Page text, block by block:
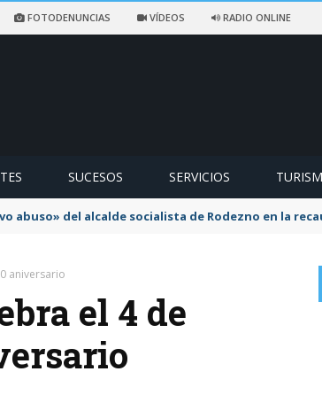
FOTODENUNCIAS VÍDEOS RADIO ONLINE
SUCESOS SERVICIOS
abuso» del alcalde socialista de Rodezno en la
aniversario
el 4 de